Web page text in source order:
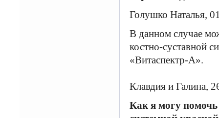
Голушко Наталья,
В данном случае
костно-суставной
«Витаспектр-А».
Клавдия и Галина,
Как я могу помочь